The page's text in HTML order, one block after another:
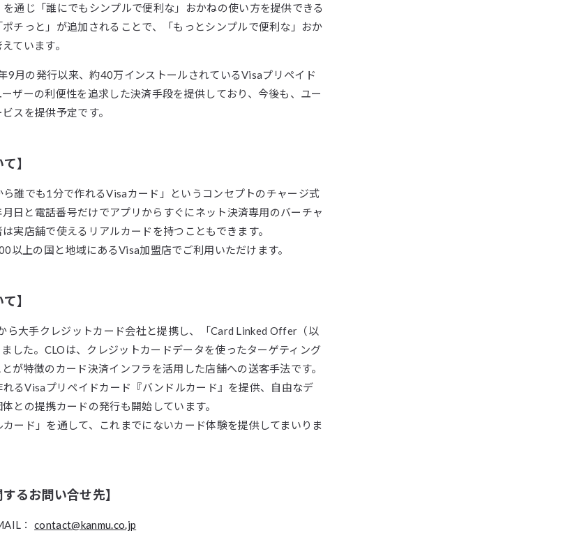
通じ「誰にでもシンプルで便利な」おかねの使い方を提供できる
チっと」が追加されることで、「もっとシンプルで便利な」おか
ています。
9月の発行以来、約40万インストールされているVisaプリペイド
ザーの利便性を追求した決済手段を提供しており、今後も、ユー
スを提供予定です。
】
誰でも1分で作れるVisaカード」というコンセプトのチャージ式
日と電話番号だけでアプリからすぐにネット決済専用のバーチャ
実店舗で使えるリアルカードを持つこともできます。
以上の国と地域にあるVisa加盟店でご利用いただけます。
】
ら大手クレジットカード会社と提携し、「Card Linked Offer（以
した。CLOは、クレジットカードデータを使ったターゲティング
が特徴のカード決済インフラを活用した店舗への送客手法です。
るVisaプリペイドカード『バンドルカード』を提供、自由なデ
との提携カードの発行も開始しています。
ード」を通して、これまでにないカード体験を提供してまいりま
るお問い合せ先】
：contact@kanmu.co.jp